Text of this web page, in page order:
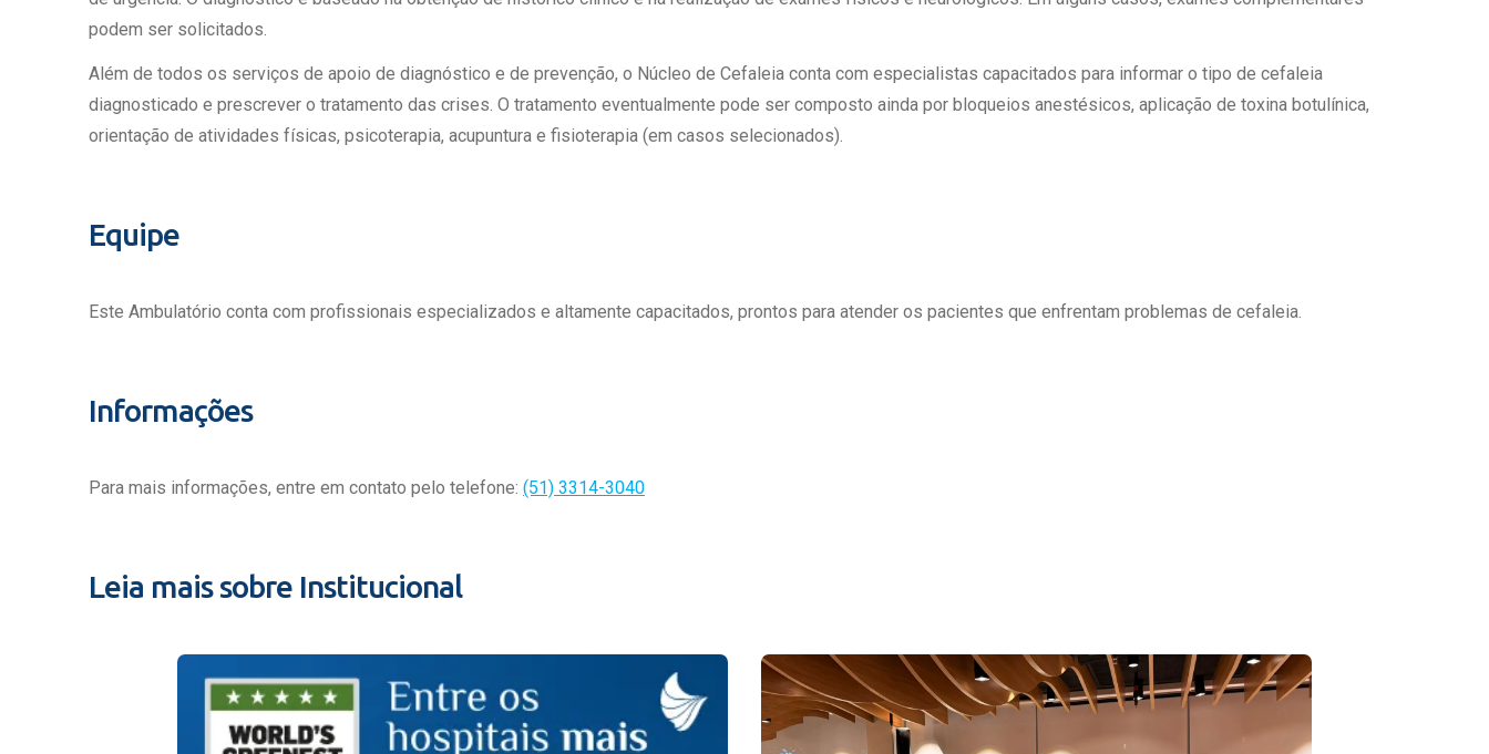
Exames - Portal Médico
Farmácia
Fisioterapia
Responsabilidade Social
Serviço Social
Saúde Digital Moinhos
Tele Interconsultas
Cabine Telemedicina
podem ser solicitados.
Além de todos os serviços de apoio de diagnóstico e de prevenção, o Núcleo de Cefaleia conta com especialistas capacitados para informar o tipo de cefaleia
diagnosticado e prescrever o tratamento das crises. O tratamento eventualmente pode ser composto ainda por bloqueios anestésicos, aplicação de toxina botulínica,
orientação de atividades físicas, psicoterapia, acupuntura e fisioterapia (em casos selecionados).
Equipe
Este Ambulatório conta com profissionais especializados e altamente capacitados, prontos para atender os pacientes que enfrentam problemas de cefaleia.
Informações
Para mais informações, entre em contato pelo telefone: (51) 3314-3040
Leia mais sobre Institucional